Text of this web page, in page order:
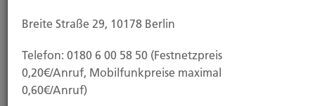
Überschwemmung, Überflutung, Rückstau
Erdsenkung oder Erdrutsch sowie
Schneedruck oder Lawinen
Breite Straße 29, 10178 Berlin
Telefon: 0180 6 00 58 50 (Festnetzpreis
0,20€/Anruf, Mobilfunkpreise maximal
0,60€/Anruf)